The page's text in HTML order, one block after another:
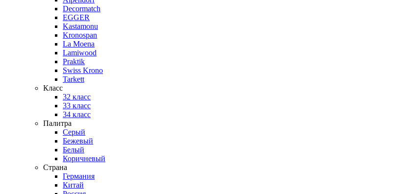
Decormatch
EGGER
Kastamonu
Kronospan
La Moena
Lamiwood
Praktik
Swiss Krono
Tarkett
Класс
32 класс
33 класс
34 класс
Палитра
Серый
Бежевый
Белый
Коричневый
Страна
Германия
Китай